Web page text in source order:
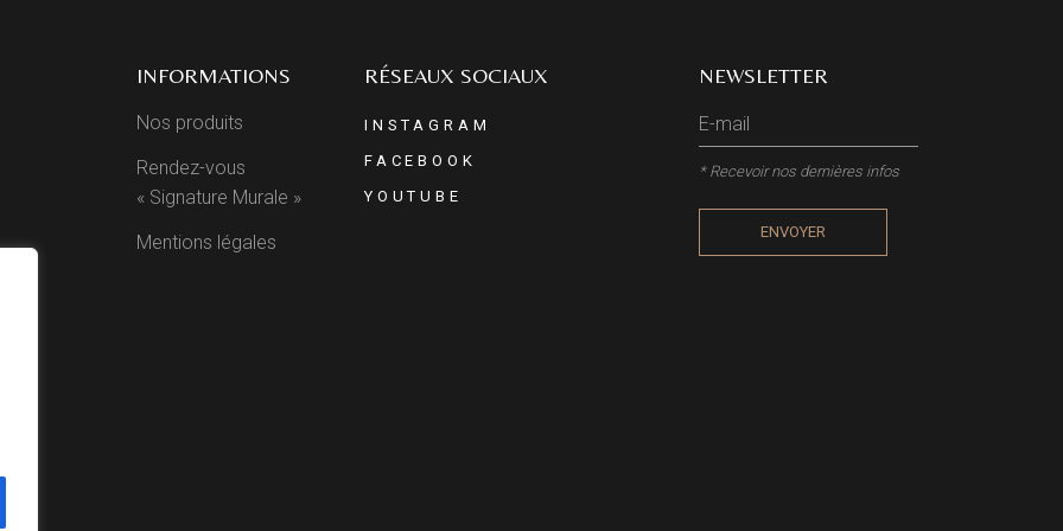
INFORMATIONS
Nos produits
Rendez-vous
« Signature Murale »
Mentions légales
RÉSEAUX SOCIAUX
INSTAGRAM
FACEBOOK
YOUTUBE
NEWSLETTER
* Recevoir nos dernières infos
ENVOYER